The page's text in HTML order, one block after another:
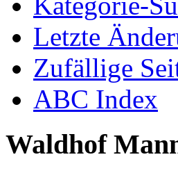
Letzte
Zufällige
ABC Index
Waldhof